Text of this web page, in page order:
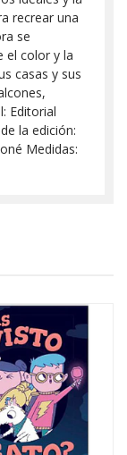
recrear una
se
el color y la
casas y sus
Editorial
la edición:
Medidas: